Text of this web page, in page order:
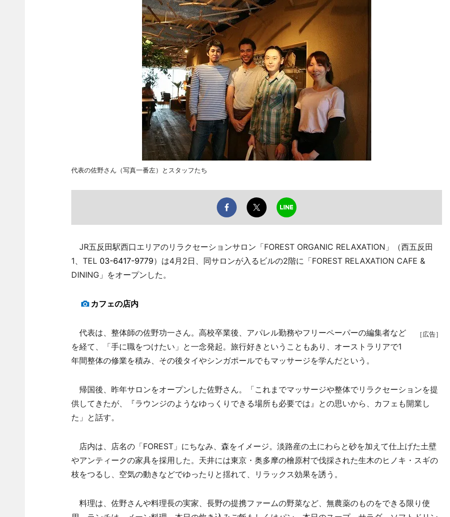
代表の佐野さん（写真一番左）とスタッフたち
JR五反田駅西口エリアのリラクセーションサロン「FOREST ORGANIC RELAXATION」（西五反田
1、TEL 03-6417-9779）は4月2日、同サロンが入るビルの2階に「FOREST RELAXATION CAFE &
DINING」をオープンした。
カフェの店内
［広告］
代表は、整体師の佐野功一さん。高校卒業後、アパレル勤務やフリーペーパーの編集者など
を経て、「手に職をつけたい」と一念発起。旅行好きということもあり、オーストラリアで1
年間整体の修業を積み、その後タイやシンガポールでもマッサージを学んだという。
帰国後、昨年サロンをオープンした佐野さん。「これまでマッサージや整体でリラクセーションを提
供してきたが、『ラウンジのようなゆっくりできる場所も必要では』との思いから、カフェも開業し
た」と話す。
店内は、店名の「FOREST」にちなみ、森をイメージ。淡路産の土にわらと砂を加えて仕上げた土壁
やアンティークの家具を採用した。天井には東京・奥多摩の檜原村で伐採された生木のヒノキ・スギの
枝をつるし、空気の動きなどでゆったりと揺れて、リラックス効果を誘う。
料理は、佐野さんや料理長の実家、長野の提携ファームの野菜など、無農薬のものをできる限り使